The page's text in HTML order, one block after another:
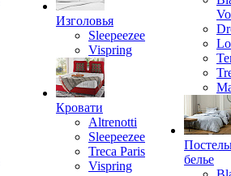
Изголовья
Sleepeezee
Vispring
Кровати
Altrenotti
Sleepeezee
Treca Paris
Vispring
белье